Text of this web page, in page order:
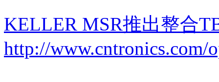
KELLER MSR推出整合
http://www.cntronics.com/